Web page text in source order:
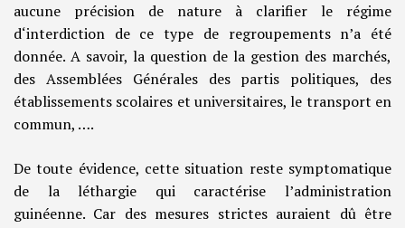
aucune précision de nature à clarifier le régime
d‘interdiction de ce type de regroupements n’a été
donnée. A savoir, la question de la gestion des marchés,
des Assemblées Générales des partis politiques, des
établissements scolaires et universitaires, le transport en
commun, ….
De toute évidence, cette situation reste symptomatique
de la léthargie qui caractérise l’administration
guinéenne. Car des mesures strictes auraient dû être